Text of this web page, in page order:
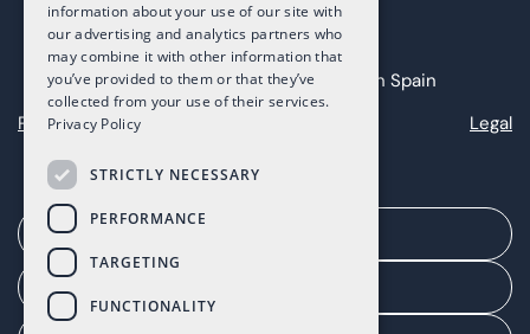
Copyright 2025 The Art of Living in Spain
Privacy
Legal
information about your use of our site with
our advertising and analytics partners who
may combine it with other information that
you’ve provided to them or that they’ve
collected from your use of their services.
Privacy Policy
STRICTLY NECESSARY
PERFORMANCE
TARGETING
FUNCTIONALITY